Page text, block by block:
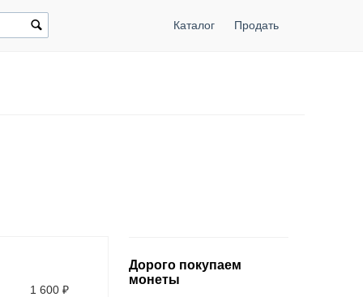
Каталог Продать
1 600 ₽
Дорого покупаем
монеты